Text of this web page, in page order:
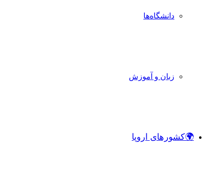
دانشگاه‌ها
زبان و آموزش
🌍کشورهای اروپا